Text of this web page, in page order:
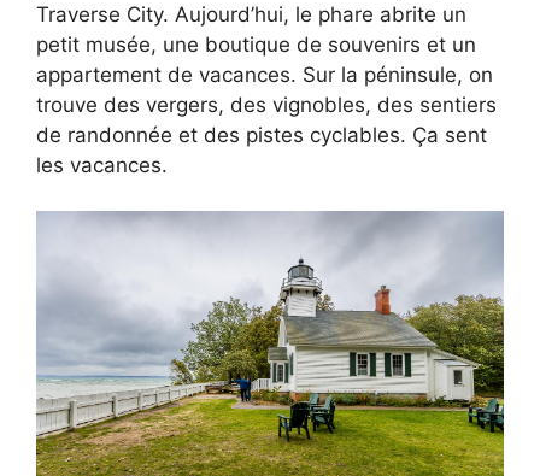
Traverse City. Aujourd’hui, le phare abrite un
petit musée, une boutique de souvenirs et un
appartement de vacances. Sur la péninsule, on
trouve des vergers, des vignobles, des sentiers
de randonnée et des pistes cyclables. Ça sent
les vacances.